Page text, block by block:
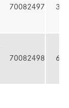
70082497 37
70082498 63